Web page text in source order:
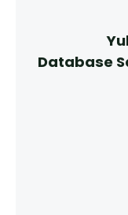
Database